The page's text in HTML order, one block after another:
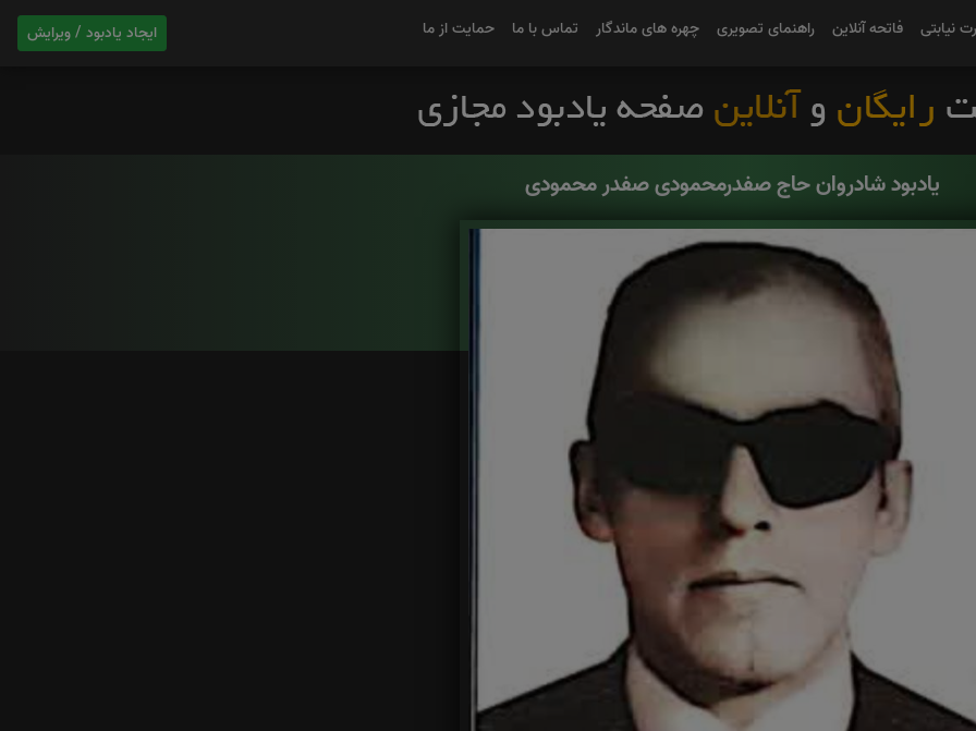
ایجاد یادبود / ویرایش نیابتی فاتحه آنلاین راهنمای تصویری چهره های ماندگار تماس با ما حمایت از ما
یادبود شادروان حاج صفدرمحمودی صفدر محمودی